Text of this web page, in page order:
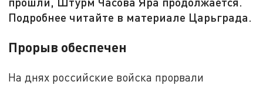
Подробнее читайте в материале Царьграда.
Прорыв обеспечен
На днях российские войска прорвали